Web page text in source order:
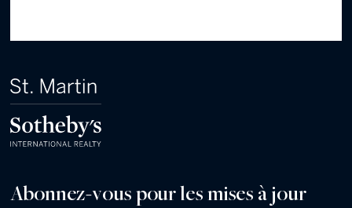
Abonnez-vous pour les mises à jour